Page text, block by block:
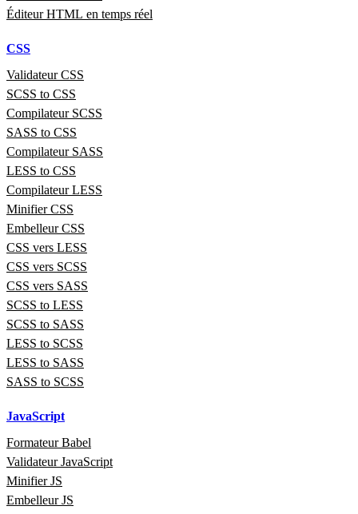
Éditeur HTML en temps réel
CSS
Validateur CSS
SCSS to CSS
Compilateur SCSS
SASS to CSS
Compilateur SASS
LESS to CSS
Compilateur LESS
Minifier CSS
Embelleur CSS
CSS vers LESS
CSS vers SCSS
CSS vers SASS
SCSS to LESS
SCSS to SASS
LESS to SCSS
LESS to SASS
SASS to SCSS
JavaScript
Formateur Babel
Validateur JavaScript
Minifier JS
Embelleur JS